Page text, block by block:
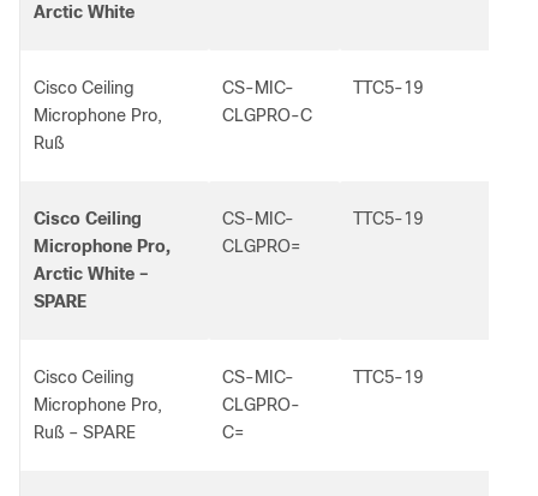
Arctic White
Cisco Ceiling
Microphone Pro,
Ruß
CS-MIC-
CLGPRO-C
TTC5-19
Cisco Ceiling
Microphone Pro,
Arctic White –
SPARE
CS-MIC-
CLGPRO=
TTC5-19
Cisco Ceiling
Microphone Pro,
Ruß – SPARE
CS-MIC-
CLGPRO-
C=
TTC5-19